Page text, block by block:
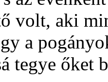
volt, aki
a
tegye őket